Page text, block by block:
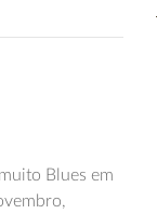
Blues em